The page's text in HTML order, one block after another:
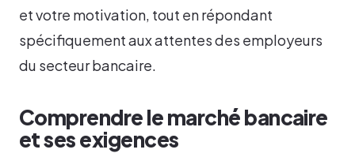
et votre motivation, tout en répondant
spécifiquement aux attentes des employeurs
du secteur bancaire.
Comprendre le marché bancaire
et ses exigences